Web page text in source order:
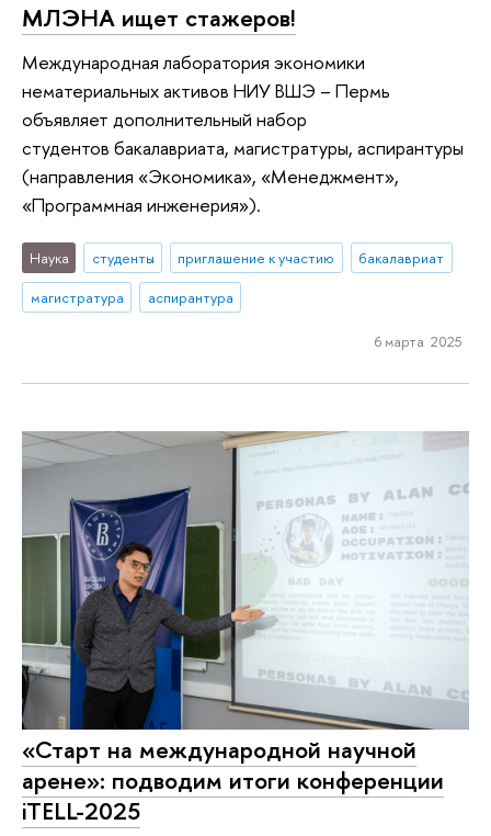
МЛЭНА ищет стажеров!
Международная лаборатория экономики
нематериальных активов НИУ ВШЭ – Пермь
объявляет дополнительный набор
студентов бакалавриата, магистратуры, аспирантуры
(направления «Экономика», «Менеджмент»,
«Программная инженерия»).
Наука студенты приглашение к участию
бакалавриат
магистратура
аспирантура
6 марта 2025
«Старт на международной научной
арене»: подводим итоги конференции
iTELL-2025